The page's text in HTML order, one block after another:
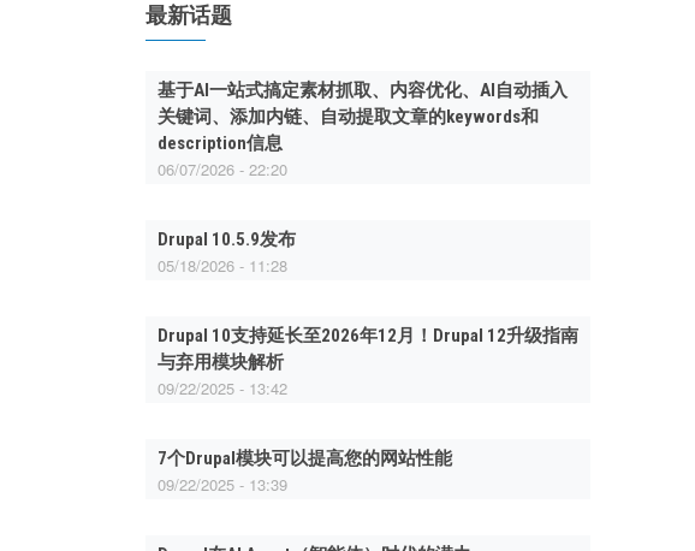
最新话题
基于AI一站式搞定素材抓取、内容优化、AI自动插入
关键词、添加内链、自动提取文章的keywords和
description信息
06/07/2026 - 22:20
Drupal 10.5.9发布
05/18/2026 - 11:28
Drupal 10支持延长至2026年12月！Drupal 12升级指南
与弃用模块解析
09/22/2025 - 13:42
7个Drupal模块可以提高您的网站性能
09/22/2025 - 13:39